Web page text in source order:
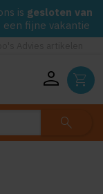
is gesloten van
een fijne vakantie
person shopping_cart
search